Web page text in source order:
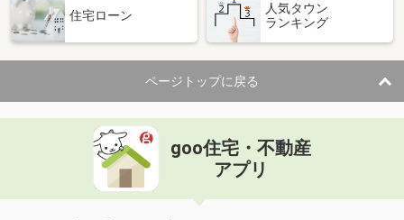
住宅ローン
人気タウン
ランキング
ページトップに戻る
goo住宅・不動産
アプリ